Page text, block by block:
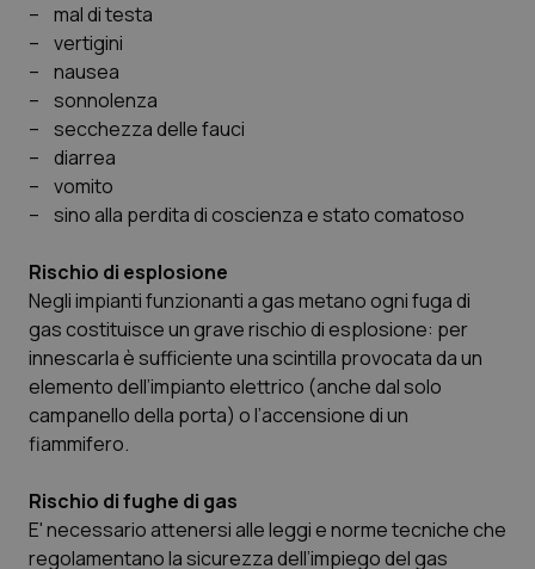
Friuli Venezia Giulia
Lazio
Liguria
Lombardia
Marche
Molise
Piemonte
Provincia Autonoma di Trento
Dermatite Atopica
Diabete & glucometri
Disturbi dell’umore
Dolore
Donna & Salute
Epatiti
HIV
Ipertensione & Scompenso
– mal di testa
– vertigini
– nausea
– sonnolenza
– secchezza delle fauci
– diarrea
– vomito
– sino alla perdita di coscienza e stato comatoso
Rischio di esplosione
Negli impianti funzionanti a gas metano ogni fuga di
gas costituisce un grave rischio di esplosione: per
innescarla è sufficiente una scintilla provocata da un
elemento dell’impianto elettrico (anche dal solo
campanello della porta) o l’accensione di un
fiammifero.
Rischio di fughe di gas
E' necessario attenersi alle leggi e norme tecniche che
regolamentano la sicurezza dell’impiego del gas